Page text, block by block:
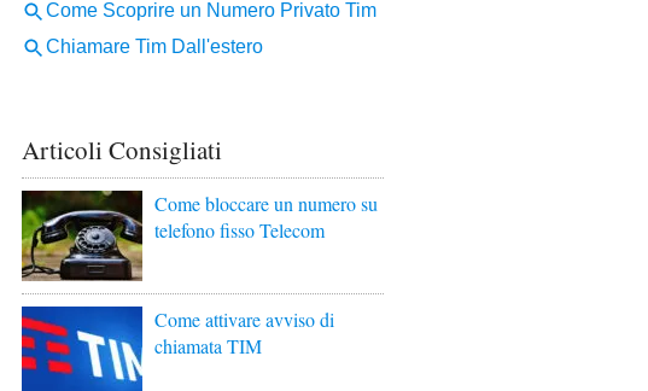
Articoli Consigliati
Come bloccare un numero su
telefono fisso Telecom
Come attivare avviso di
chiamata TIM